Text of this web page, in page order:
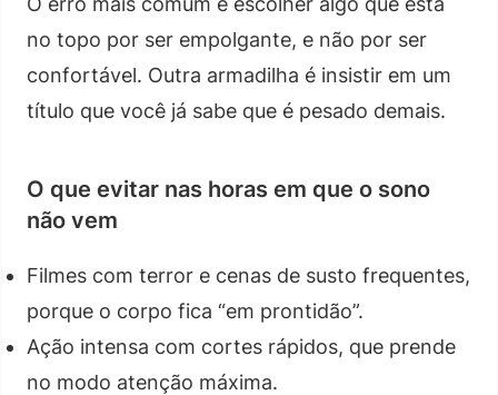
no topo por ser empolgante, e não por ser
confortável. Outra armadilha é insistir em um
título que você já sabe que é pesado demais.
O que evitar nas horas em que o sono
não vem
Filmes com terror e cenas de susto frequentes,
porque o corpo fica “em prontidão”.
Ação intensa com cortes rápidos, que prende
no modo atenção máxima.